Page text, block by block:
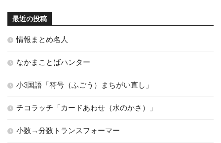
最近の投稿
情報まとめ名人
なかまことばハンター
小3国語「符号（ふごう）まちがい直し」
チコラッチ「カードあわせ（水のかさ）」
小数→分数トランスフォーマー